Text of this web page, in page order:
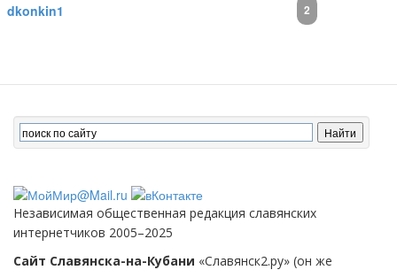
dkonkin1
2
Независимая общественная редакция славянских
интернетчиков 2005–2025
Сайт Славянска-на-Кубани «Славянск2.ру» (он же